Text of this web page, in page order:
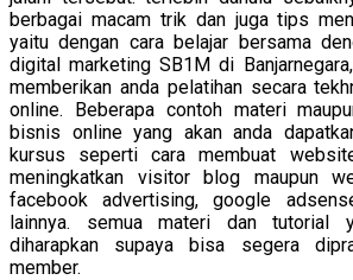
berbagai macam trik dan juga tips
yaitu dengan cara belajar bersama
digital marketing SB1M di
memberikan anda pelatihan secara
online. Beberapa contoh materi
bisnis online yang akan anda
kursus seperti cara membuat
meningkatkan visitor blog maupun
facebook advertising, google
lainnya. semua materi dan tutorial
diharapkan supaya bisa segera
member.